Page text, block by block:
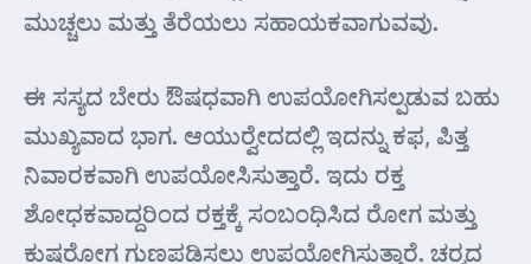
ಮುಚ್ಚಲು ಮತ್ತು ತೆರೆಯಲು ಸಹಾಯಕವಾಗುವವು.
ಈ ಸಸ್ಯದ ಬೇರು ಔಷಧವಾಗಿ ಉಪಯೋಗಿಸಲ್ಪಡುವ ಬಹು
ಮುಖ್ಯವಾದ ಭಾಗ. ಆಯುರ್‍ವೇದದಲ್ಲಿ ಇದನ್ನು ಕಫ, ಪಿತ್ತ
ನಿವಾರಕವಾಗಿ ಉಪಯೋಸಿಸುತ್ತಾರೆ. ಇದು ರಕ್ತ
ಶೋಧಕವಾದ್ದರಿಂದ ರಕ್ತಕ್ಕೆ ಸಂಬಂಧಿಸಿದ ರೋಗ ಮತ್ತು
ಕುಷ್ಠರೋಗ ಗುಣಪಡಿಸಲು ಉಪಯೋಗಿಸುತ್ತಾರೆ. ಚರ್‍ಮದ